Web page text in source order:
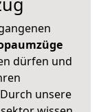
dürfen und
unsere